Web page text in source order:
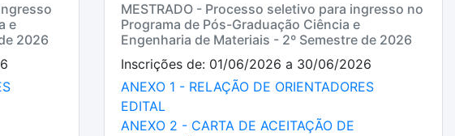
e
2026
MESTRADO - Processo seletivo para ingresso no
Programa de Pós-Graduação Ciência e
Engenharia de Materiais - 2º Semestre de 2026
Inscrições de: 01/06/2026 a 30/06/2026
ANEXO 1 - RELAÇÃO DE ORIENTADORES
EDITAL
ANEXO 2 - CARTA DE ACEITAÇÃO DE